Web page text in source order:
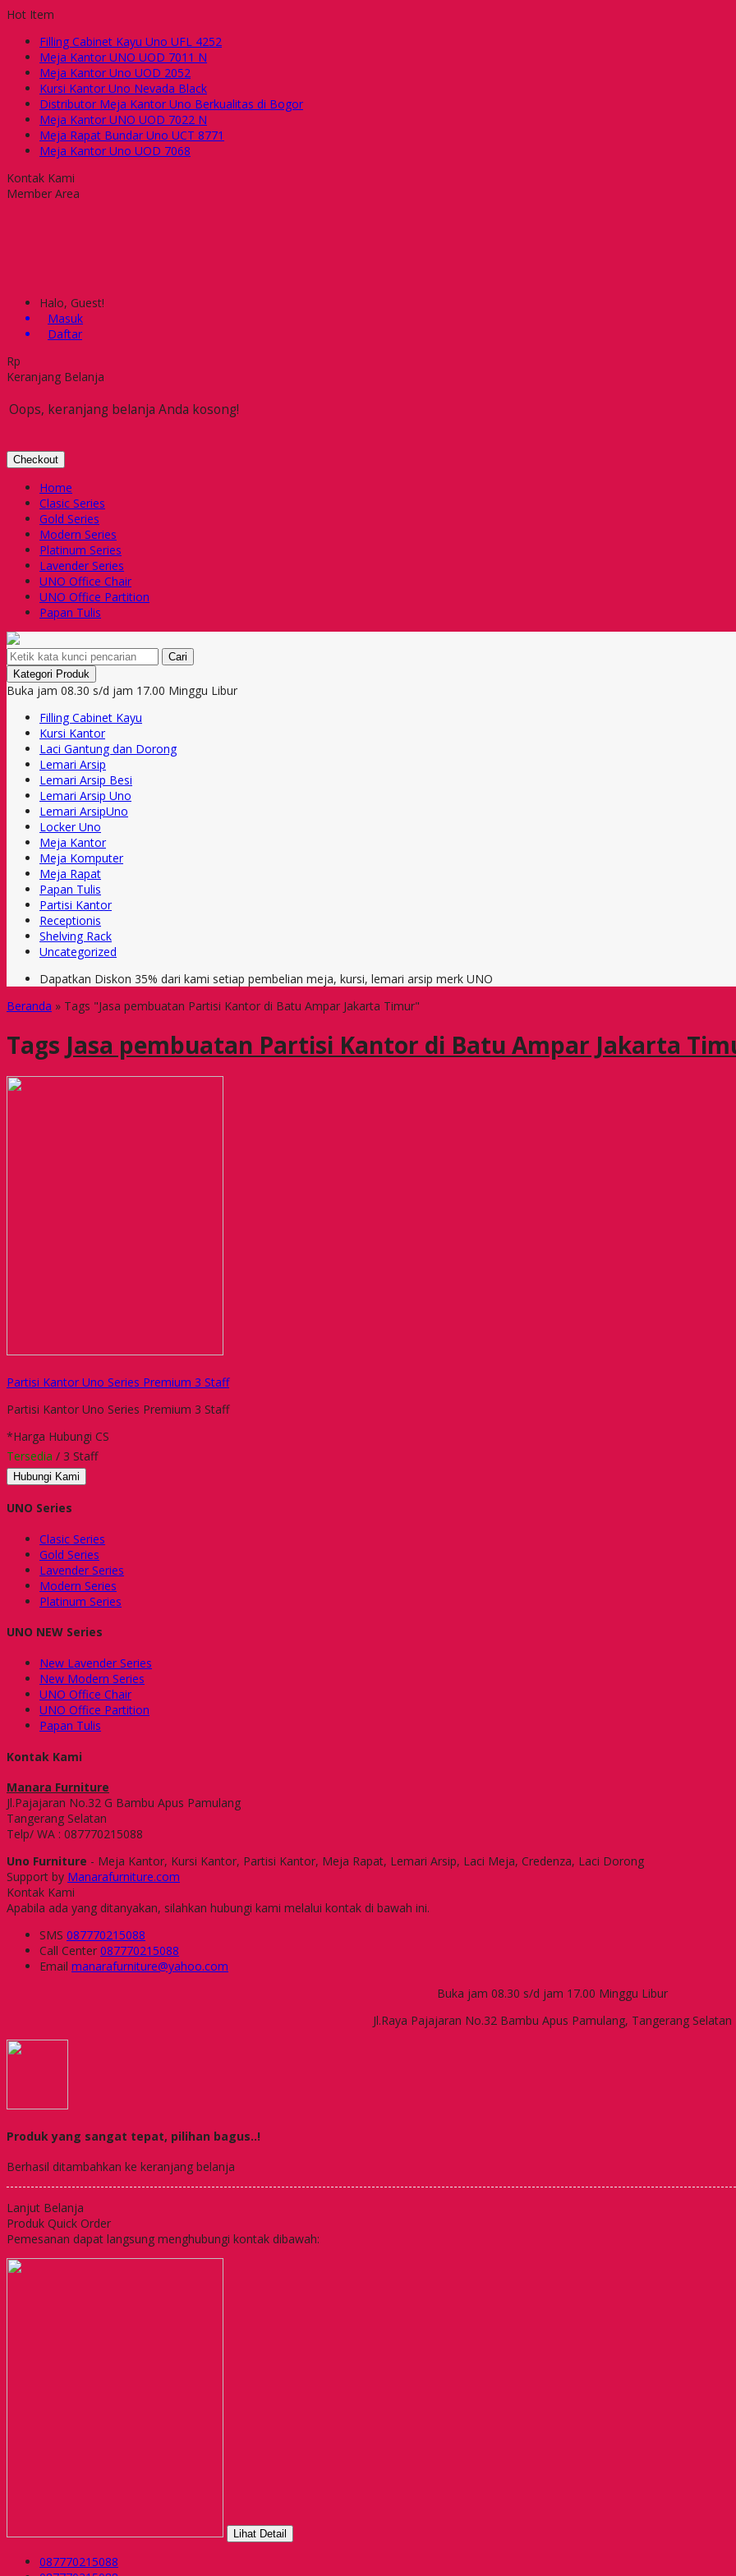
Hot Item
Filling Cabinet Kayu Uno UFL 4252
Meja Kantor UNO UOD 7011 N
Meja Kantor Uno UOD 2052
Kursi Kantor Uno Nevada Black
Distributor Meja Kantor Uno Berkualitas di Bogor
Meja Kantor UNO UOD 7022 N
Meja Rapat Bundar Uno UCT 8771
Meja Kantor Uno UOD 7068
Kontak Kami
Member Area
Halo, Guest!
Masuk
Daftar
Rp
Keranjang Belanja
Oops, keranjang belanja Anda kosong!
Checkout
Home
Clasic Series
Gold Series
Modern Series
Platinum Series
Lavender Series
UNO Office Chair
UNO Office Partition
Papan Tulis
Cari
Kategori Produk
Buka jam 08.30 s/d jam 17.00 Minggu Libur
Filling Cabinet Kayu
Kursi Kantor
Laci Gantung dan Dorong
Lemari Arsip
Lemari Arsip Besi
Lemari Arsip Uno
Lemari ArsipUno
Locker Uno
Meja Kantor
Meja Komputer
Meja Rapat
Papan Tulis
Partisi Kantor
Receptionis
Shelving Rack
Uncategorized
Dapatkan Diskon 35% dari kami setiap pembelian meja, kursi, lemari arsip merk UNO
Beranda » Tags "Jasa pembuatan Partisi Kantor di Batu Ampar Jakarta Timur"
Tags Jasa pembuatan Partisi Kantor di Batu Ampar Jakarta
Partisi Kantor Uno Series Premium 3 Staff
Partisi Kantor Uno Series Premium 3 Staff
*Harga Hubungi CS
Tersedia / 3 Staff
Hubungi Kami
UNO Series
Clasic Series
Gold Series
Lavender Series
Modern Series
Platinum Series
UNO NEW Series
New Lavender Series
New Modern Series
UNO Office Chair
UNO Office Partition
Papan Tulis
Kontak Kami
Manara Furniture
Jl.Pajajaran No.32 G Bambu Apus Pamulang
Tangerang Selatan
Telp/ WA : 087770215088
Uno Furniture - Meja Kantor, Kursi Kantor, Partisi Kantor, Meja Rapat, Lemari Arsip, Laci Meja, Credenza, Laci Dorong
Support by Manarafurniture.com
Kontak Kami
Apabila ada yang ditanyakan, silahkan hubungi kami melalui kontak di bawah ini.
SMS 087770215088
Call Center 087770215088
Email manarafurniture@yahoo.com
Buka jam 08.30 s/d jam 17.00 Minggu Libur
Jl.Raya Pajajaran No.32 Bambu Apus Pamulang, Tangerang Selatan
Produk yang sangat tepat, pilihan bagus..!
Berhasil ditambahkan ke keranjang belanja
Lanjut Belanja
Produk Quick Order
Pemesanan dapat langsung menghubungi kontak dibawah:
Lihat Detail
087770215088